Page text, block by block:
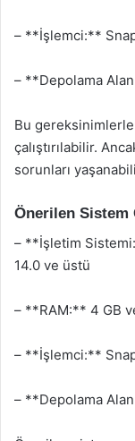
– **İşlemci:**
– **Depolama
Bu
çalıştırılabilir.
sorunları
Önerilen Sistem
– **İşletim
14.0 ve üstü
– **RAM:** 4 GB
– **İşlemci:**
– **Depolama